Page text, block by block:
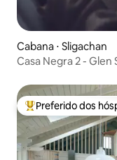
Cabana ⋅ Sligachan
Casa Negra 2 - Glen
Entre os melhores
Preferido dos